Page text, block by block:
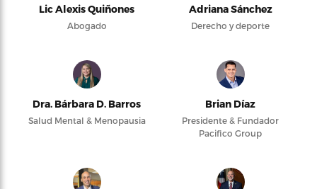
Lic Alexis Quiñones
Abogado
Adriana Sánchez
Derecho y deporte
Dra. Bárbara D. Barros
Salud Mental & Menopausia
Brian Díaz
Presidente & Fundador
Pacifico Group